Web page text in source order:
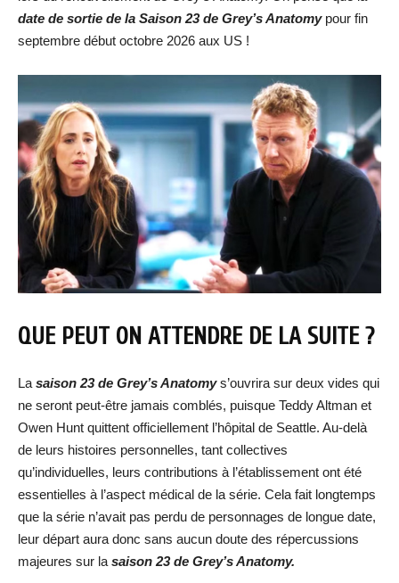
date de sortie de la Saison 23 de Grey’s Anatomy pour fin
septembre début octobre 2026 aux US !
QUE PEUT ON ATTENDRE DE LA SUITE ?
La saison 23 de Grey’s Anatomys’ouvrira sur deux vides qui
ne seront peut-être jamais comblés, puisque Teddy Altman et
Owen Hunt quittent officiellement l’hôpital de Seattle. Au-delà
de leurs histoires personnelles, tant collectives
qu’individuelles, leurs contributions à l’établissement ont été
essentielles à l’aspect médical de la série. Cela fait longtemps
que la série n’avait pas perdu de personnages de longue date,
leur départ aura donc sans aucun doute des répercussions
majeures sur la saison 23 de Grey’s Anatomy.